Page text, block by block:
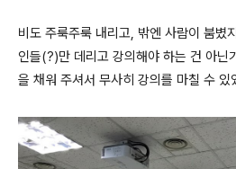
비도 주룩주룩 내리고, 밖엔 사람이 붐볐
인들(?)만 데리고 강의해야 하는 건 아닌
을 채워 주셔서 무사히 강의를 마칠 수 있